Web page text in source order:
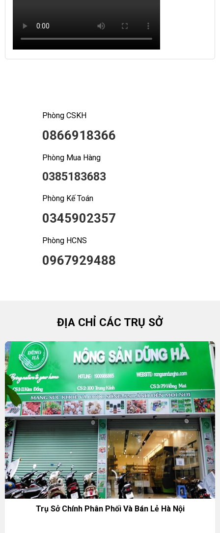
Phòng CSKH
0866918366
Phòng Mua Hàng
0385183683
Phòng Kế Toán
0345902357
Phòng HCNS
0967929488
ĐỊA CHỈ CÁC TRỤ SỞ
Trụ Sở Chính Phân Phối Và Bán Lẻ Hà Nội